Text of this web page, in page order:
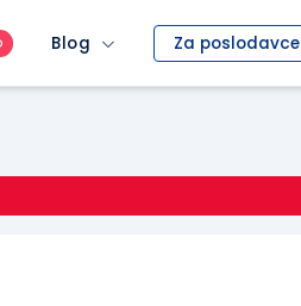
Blog Za poslodavce